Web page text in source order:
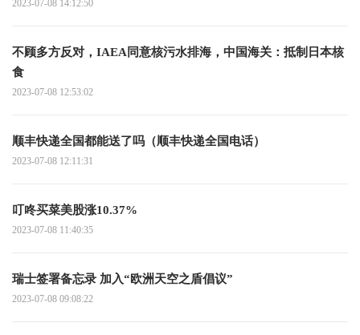
2023-07-08 14:12:50
不顾多方反对，IAEA同意核污水排海，中国海关：抵制日本核
食
2023-07-08 12:53:02
顺丰快递全国都能送了吗（顺丰快递全国电话）
2023-07-08 12:11:31
叮咚买菜美股涨10.37%
2023-07-08 11:40:35
瑞士签署备忘录 加入“欧洲天空之盾倡议”
2023-07-08 09:08:22